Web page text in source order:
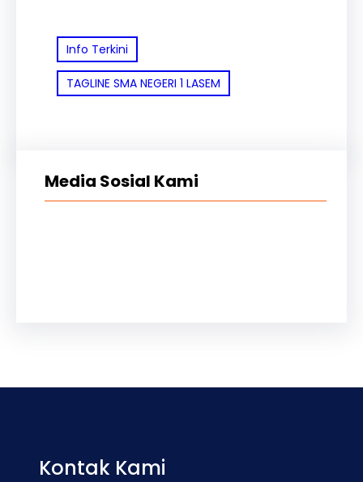
Info Terkini
TAGLINE SMA NEGERI 1 LASEM
Media Sosial Kami
Kontak Kami